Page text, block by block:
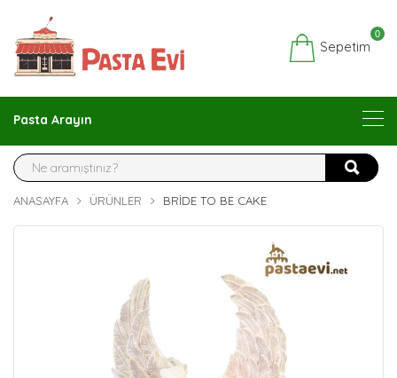
Sepetim
0
Pasta Arayın
ANASAYFA ÜRÜNLER BRIDE TO BE CAKE